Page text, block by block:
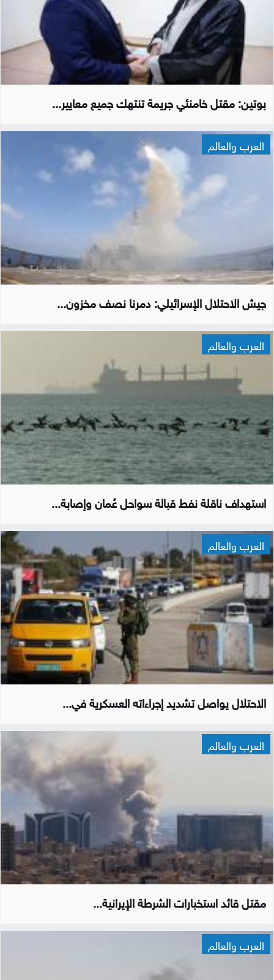
بوتين: مقتل خامنئي جريمة تنتهك جميع معايير...
العرب والعالم
جيش الاحتلال الإسرائيلي: دمرنا نصف مخزون...
العرب والعالم
استهداف ناقلة نفط قبالة سواحل عُمان وإصابة...
العرب والعالم
الاحتلال يواصل تشديد إجراءاته العسكرية في...
العرب والعالم
مقتل قائد استخبارات الشرطة الإيرانية...
العرب والعالم